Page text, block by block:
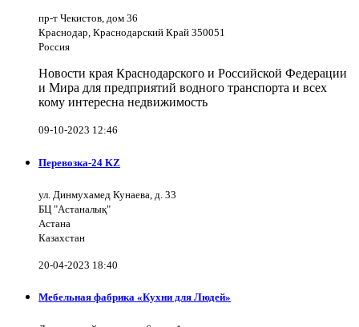
пр-т Чекистов, дом 36
Краснодар, Краснодарский Край 350051
Россия
Новости края Краснодарского и Российской Федерации
и Мира для предприятий водного транспорта и всех
кому интересна недвижимость
09-10-2023 12:46
Перевозка-24 KZ
ул. Динмухамед Кунаева, д. 33
БЦ "Астаналық"
Астана
Казахстан
20-04-2023 18:40
Мебельная фабрика «Кухни для Людей»